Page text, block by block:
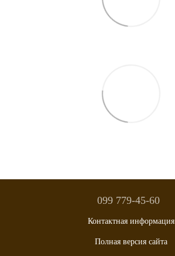
099 779-45-60
Контактная информация
Полная версия сайта